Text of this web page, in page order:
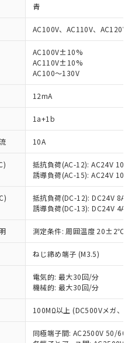
青
AC100V、AC110V、AC120V
AC100V±10%
AC110V±10%
AC100～130V
12mA
1a+1b
10A
抵抗負荷(AC-12): AC24V 10A/
誘導負荷(AC-15): AC24V
抵抗負荷(DC-12): DC24V 8A/
誘導負荷(DC-13): DC24V 4A/
測定条件: 周囲温度 20±2℃、
ねじ締め端子 (M3.5)
電気的: 最大30回/分
機械的: 最大30回/分
100MΩ以上 (DC500Vメガ、点
同極端子間: AC2500V 50/
ただき、同意のうえ
当社制御機器事業取扱
状況および標準価格
ていただくもので
業取扱商品の中には、
象外となる商品もある
が提供可能な商品で
令（10物質）の非含
り替える予定のある
指令（10物質）の
で、対応品を出す予
指令（10物質）の
査中または確認中の
料など無形物で、有
商品です。
、非含有部品として
を示します。
含有率が中国RoHSの
とを示します。